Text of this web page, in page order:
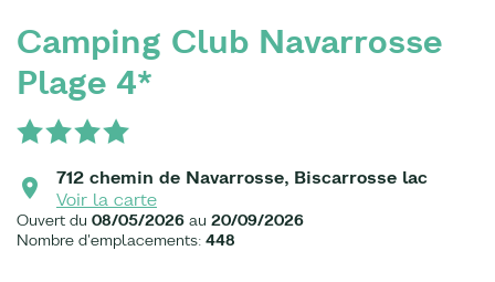
Camping Club Navarrosse
Plage 4*
712 chemin de Navarrosse, Biscarrosse lac
Voir la carte
Ouvert du 08/05/2026 au 20/09/2026
Nombre d'emplacements: 448